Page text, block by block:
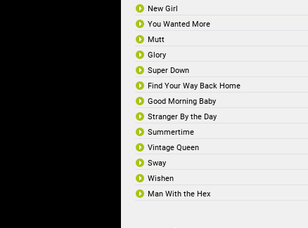
New Girl
You Wanted More
Mutt
Glory
Super Down
Find Your Way Back Home
Good Morning Baby
Stranger By the Day
Summertime
Vintage Queen
Sway
Wishen
Man With the Hex